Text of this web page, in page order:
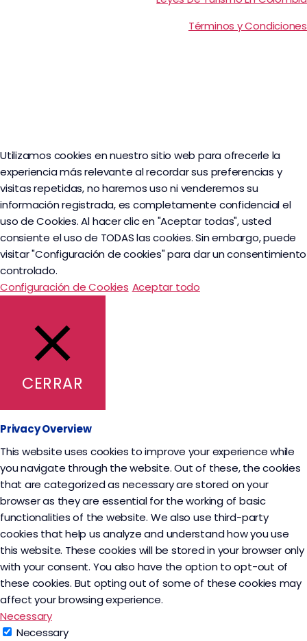
Términos y Condiciones
Utilizamos cookies en nuestro sitio web para ofrecerle la
experiencia más relevante al recordar sus preferencias y
visitas repetidas, no haremos uso ni venderemos su
información registrada, es completamente confidencial el
uso de Cookies. Al hacer clic en "Aceptar todas", usted
consiente el uso de TODAS las cookies. Sin embargo, puede
visitar "Configuración de cookies" para dar un consentimiento
controlado.
Configuración de Cookies Aceptar todo
CERRAR
Privacy Overview
This website uses cookies to improve your experience while
you navigate through the website. Out of these, the cookies
that are categorized as necessary are stored on your
browser as they are essential for the working of basic
functionalities of the website. We also use third-party
cookies that help us analyze and understand how you use
this website. These cookies will be stored in your browser only
with your consent. You also have the option to opt-out of
these cookies. But opting out of some of these cookies may
affect your browsing experience.
Necessary
Necessary